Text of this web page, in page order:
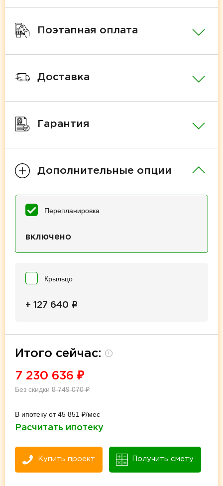
Поэтапная оплата
Доставка
Гарантия
Дополнительные опции
Перепланировка
включено
Крыльцо
+ 127 640 i
Итого сейчас: i
7 230 636 ₽
Без скидки 8 749 070₽
В ипотеку от 45 851 ₽/мес
Расчитать ипотеку
Купить проект Получить смету